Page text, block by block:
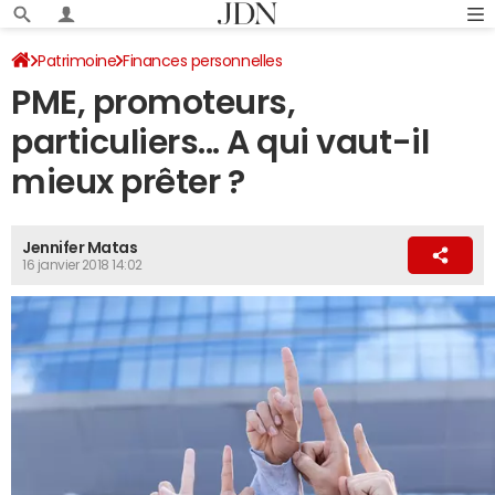
Patrimoine Finances personnelles
PME, promoteurs,
particuliers... A qui vaut-il
mieux prêter ?
Jennifer Matas
16 janvier 2018 14:02